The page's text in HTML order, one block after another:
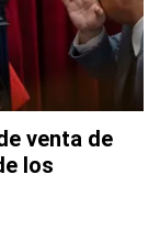
venta de
los